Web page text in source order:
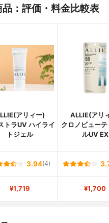
：評価・料金比較表
アリィー)
トラUV ハイライ
トジェル
ALLIE(アリ
クロノビューテ
ルUV EX
3.94(4)
¥1,719 ¥1,700